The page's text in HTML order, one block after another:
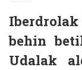
behin
Udalak